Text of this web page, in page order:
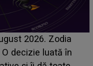
ASCUNS până
din Casa Iubirii